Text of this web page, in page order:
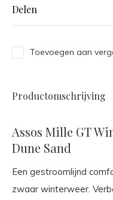
Delen
Toevoegen aan
Productomschrijving
Assos Mille GT
Dune Sand
Een gestroomlijnd
zwaar winterweer.